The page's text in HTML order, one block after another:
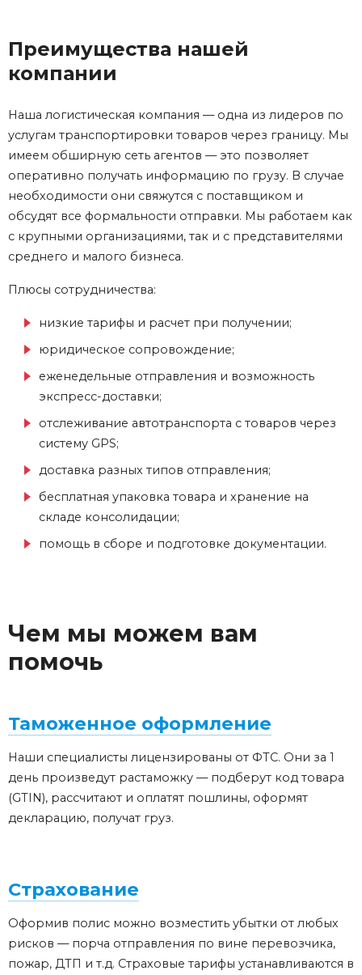
Преимущества нашей
компании
Наша логистическая компания — одна из лидеров по
услугам транспортировки товаров через границу. Мы
имеем обширную сеть агентов — это позволяет
оперативно получать информацию по грузу. В случае
необходимости они свяжутся с поставщиком и
обсудят все формальности отправки. Мы работаем как
с крупными организациями, так и с представителями
среднего и малого бизнеса.
Плюсы сотрудничества:
низкие тарифы и расчет при получении;
юридическое сопровождение;
еженедельные отправления и возможность
экспресс-доставки;
отслеживание автотранспорта с товаров через
систему GPS;
доставка разных типов отправления;
бесплатная упаковка товара и хранение на
складе консолидации;
помощь в сборе и подготовке документации.
Чем мы можем вам
помочь
Таможенное оформление
Наши специалисты лицензированы от ФТС. Они за 1
день произведут растаможку — подберут код товара
(GTIN), рассчитают и оплатят пошлины, оформят
декларацию, получат груз.
Страхование
Оформив полис можно возместить убытки от любых
рисков — порча отправления по вине перевозчика,
пожар, ДТП и т.д. Страховые тарифы устанавливаются в